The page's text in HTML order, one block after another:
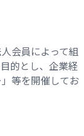
会員によって組
的とし、企業経
等を開催してお